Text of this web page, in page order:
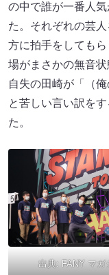
の中で誰が一番人
た。それぞれの芸
方に拍手をしても
場がまさかの無音
自失の田崎が「（
と苦しい言い訳を
た。
出典: FANY マガ